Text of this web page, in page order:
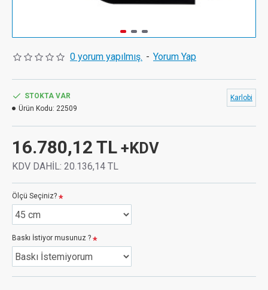
0 yorum yapılmış. - Yorum Yap
16.780,12 TL +KDV
KDV DAHİL: 20.136,14 TL
STOKTA VAR
Ürün Kodu: 22509
Karlobi
Ölçü Seçiniz?
Baskı İstiyor musunuz ?